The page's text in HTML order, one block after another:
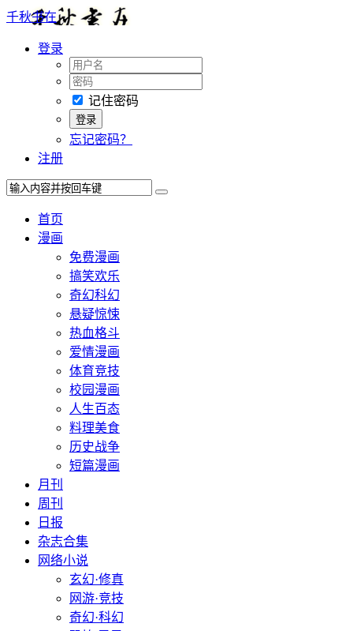
千秋书在
登录
记住密码
忘记密码？
注册
首页
漫画
免费漫画
搞笑欢乐
奇幻科幻
悬疑惊悚
热血格斗
爱情漫画
体育竞技
校园漫画
人生百态
料理美食
历史战争
短篇漫画
月刊
周刊
日报
杂志合集
网络小说
玄幻·修真
网游·竞技
奇幻·科幻